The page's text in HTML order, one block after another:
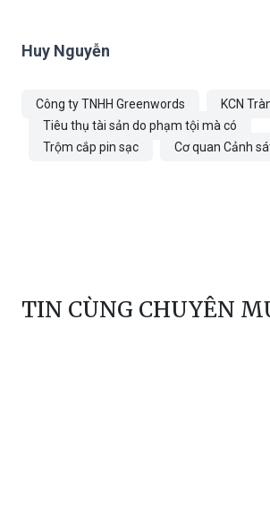
Huy Nguyễn
Công ty TNHH Greenwords
KCN
Tiêu thụ tài sản do phạm tội mà có
Trộm cắp pin sạc
Cơ quan Cảnh
TIN CÙNG CHUYÊN